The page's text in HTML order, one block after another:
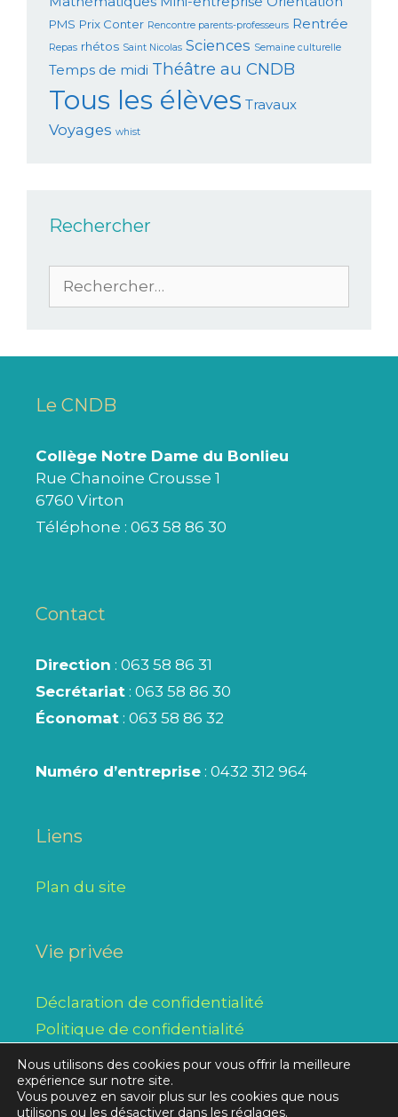
PMS Prix Conter Rencontre parents-professeurs Rentrée
Repas rhétos Saint Nicolas Sciences Semaine culturelle
Temps de midi Théâtre au CNDB
Tous les élèves Travaux
Voyages whist
Rechercher
Le CNDB
Collège Notre Dame du Bonlieu
Rue Chanoine Crousse 1
6760 Virton
Téléphone : 063 58 86 30
Contact
Direction : 063 58 86 31
Secrétariat : 063 58 86 30
Économat : 063 58 86 32
Numéro d’entreprise : 0432 312 964
Liens
Plan du site
Vie privée
Déclaration de confidentialité
Politique de confidentialité
Réalisation initiale © 2026Alysse SPRL/ modifications,
Nous utilisons des cookies pour vous offrir la meilleure
expérience sur notre site.
Vous pouvez en savoir plus sur les cookies que nous
utilisons ou les désactiver dans les réglages.